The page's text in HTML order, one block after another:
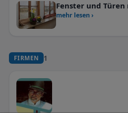
Fenster und
mehr lesen ›
FIRMEN 1